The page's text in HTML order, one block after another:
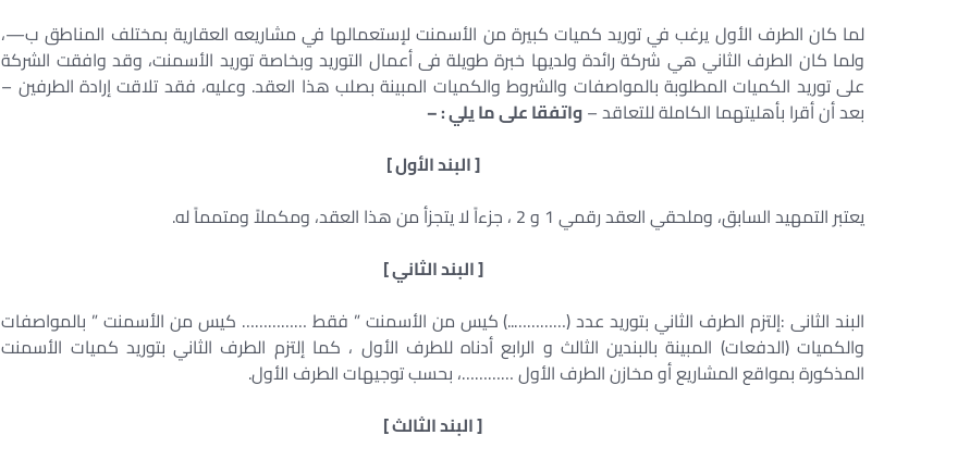
لما كان الطرف الأول يرغب في توريد كميات كبيرة من الأسمنت لإستعمالها في مشاريعه العقارية بمختلف المناطق ب—،
ولما كان الطرف الثاني هي شركة رائدة ولديها خبرة طويلة فى أعمال التوريد وبخاصة توريد الأسمنت، وقد وافقت الشركة
على توريد الكميات المطلوبة بالمواصفات والشروط والكميات المبينة بصلب هذا العقد. وعليه، فقد تلاقت إرادة الطرفين –
بعد أن أقرا بأهليتهما الكاملة للتعاقد –واتفقا على ما يلي : –
[ البند الأول ]
يعتبر التمهيد السابق، وملحقي العقد رقمي 1 و 2 ، جزءاً لا يتجزأ من هذا العقد، ومكملاً ومتمماً له.
[ البند الثاني ]
البند الثانى :إلتزم الطرف الثاني بتوريد عدد (…………..) كيس من الأسمنت ” فقط …………… كيس من الأسمنت ” بالمواصفات
والكميات (الدفعات) المبينة بالبندين الثالث و الرابع أدناه للطرف الأول ، كما إلتزم الطرف الثاني بتوريد كميات الأسمنت
المذكورة بمواقع المشاريع أو مخازن الطرف الأول …………، بحسب توجيهات الطرف الأول.
[ البند الثالث ]